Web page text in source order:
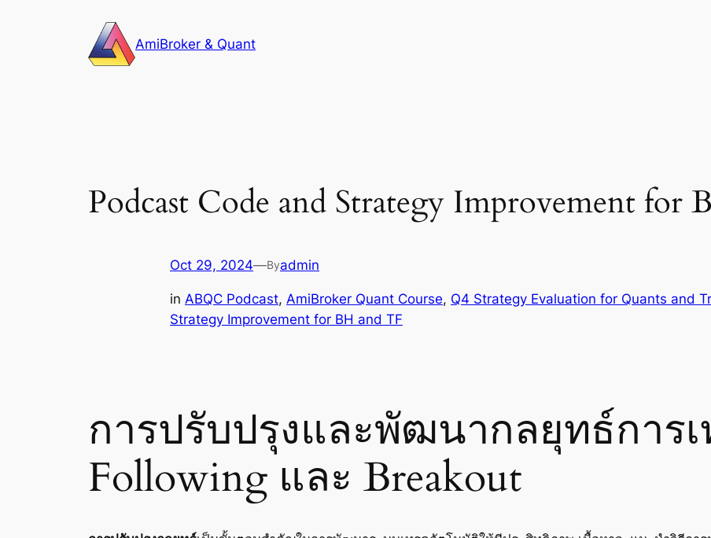
AmiBroker & Quant
Podcast Code and Strategy Improvement for
Oct 29, 2024—Byadmin
in ABQC Podcast, AmiBroker Quant Course, Q4 Strategy Evaluation for Quants and
Strategy Improvement for BH and TF
การปรับปรุงและพัฒนากลยุทธ์การ
Following และ Breakout